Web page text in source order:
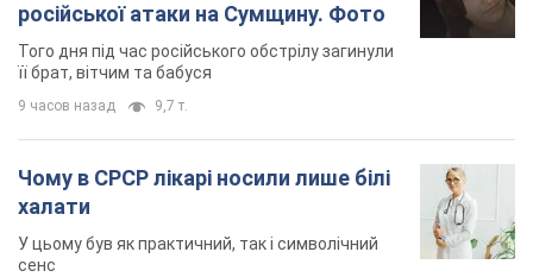
російської атаки на Сумщину. Фото
Того дня під час російського обстрілу загинули
її брат, вітчим та бабуся
9 часов назад 9,7 т.
Чому в СРСР лікарі носили лише білі
халати
У цьому був як практичний, так і символічний
сенс